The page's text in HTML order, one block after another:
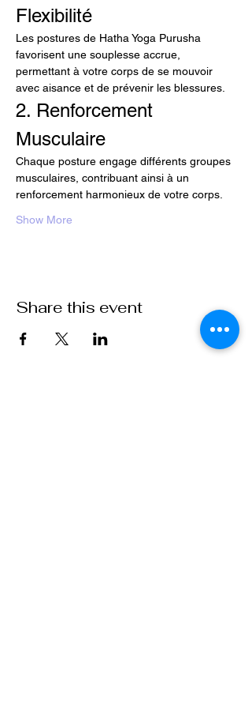
Flexibilité
Les postures de Hatha Yoga Purusha
favorisent une souplesse accrue,
permettant à votre corps de se mouvoir
avec aisance et de prévenir les blessures.
2. Renforcement
Musculaire
Chaque posture engage différents groupes
musculaires, contribuant ainsi à un
renforcement harmonieux de votre corps.
Show More
Share this event